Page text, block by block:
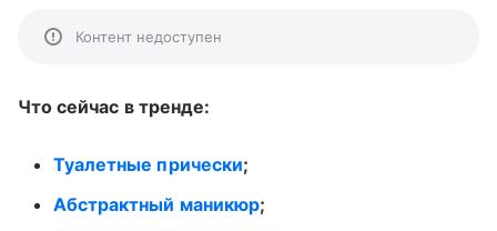
Контент недоступен
Что сейчас в тренде:
Туалетные прически;
Абстрактный маникюр;